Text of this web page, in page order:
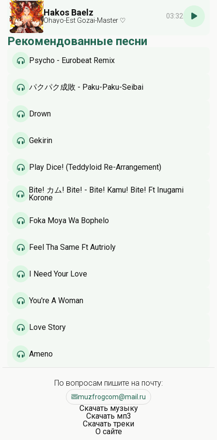
Hakos Baelz
Ohayo-Est Gozai-Master ♡
03:32
Рекомендованные песни
Psycho - Eurobeat Remix
パクパク成敗 - Paku-Paku-Seibai
Drown
Gekirin
Play Dice! (Teddyloid Re-Arrangement)
Bite! カム! Bite! - Bite! Kamu! Bite! Ft Inugami
Korone
Foka Moya Wa Bophelo
Feel Tha Same Ft Autrioly
I Need Your Love
You're A Woman
Love Story
Ameno
По вопросам пишите на почту:
muzfrogcom@mail.ru
Скачать музыку
Скачать мп3
Скачать треки
О сайте